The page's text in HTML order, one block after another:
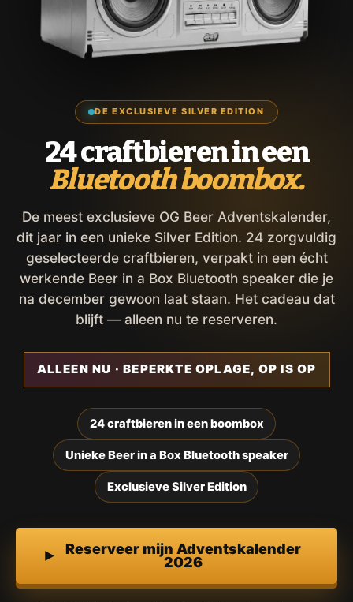
DE EXCLUSIEVE SILVER EDITION
24 craftbieren in een
Bluetooth boombox.
De meest exclusieve OG Beer Adventskalender,
dit jaar in een unieke Silver Edition. 24 zorgvuldig
geselecteerde craftbieren, verpakt in een écht
werkende Beer in a Box Bluetooth speaker die je
na december gewoon laat staan. Het cadeau dat
blijft — alleen nu te reserveren.
ALLEEN NU · BEPERKTE OPLAGE, OP IS OP
24 craftbieren in een boombox
Unieke Beer in a Box Bluetooth speaker
Exclusieve Silver Edition
Reserveer mijn Adventskalender
2026